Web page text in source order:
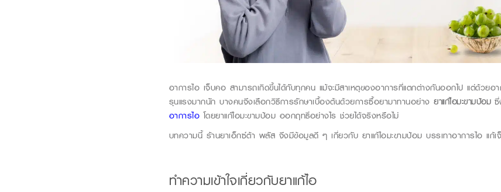
อาการไอ เจ็บคอ สามารถเกิดขึ้นได้กับทุกคน แม้จะมีสาเหตุของอาการที่แตกต่างกันออกไป แต่ด้วยอ
รุนแรงมากนัก บางคนจึงเลือกวิธีการรักษาเบื้องต้นด้วยการซื้อยามาทานอย่าง ยาแก้ไอมะขามป้อม
อาการไอ โดยยาแก้ไอมะขามป้อม ออกฤทธิ์อย่างไร ช่วยได้จริงหรือไม่
บทความนี้ ร้านยาเอ็กซ์ต้า พลัส จึงมีข้อมูลดี ๆ เกี่ยวกับ ยาแก้ไอมะขามป้อม บรรเทาอาการไอ แ
ทำความเข้าใจเกี่ยวกับยาแก้ไอ